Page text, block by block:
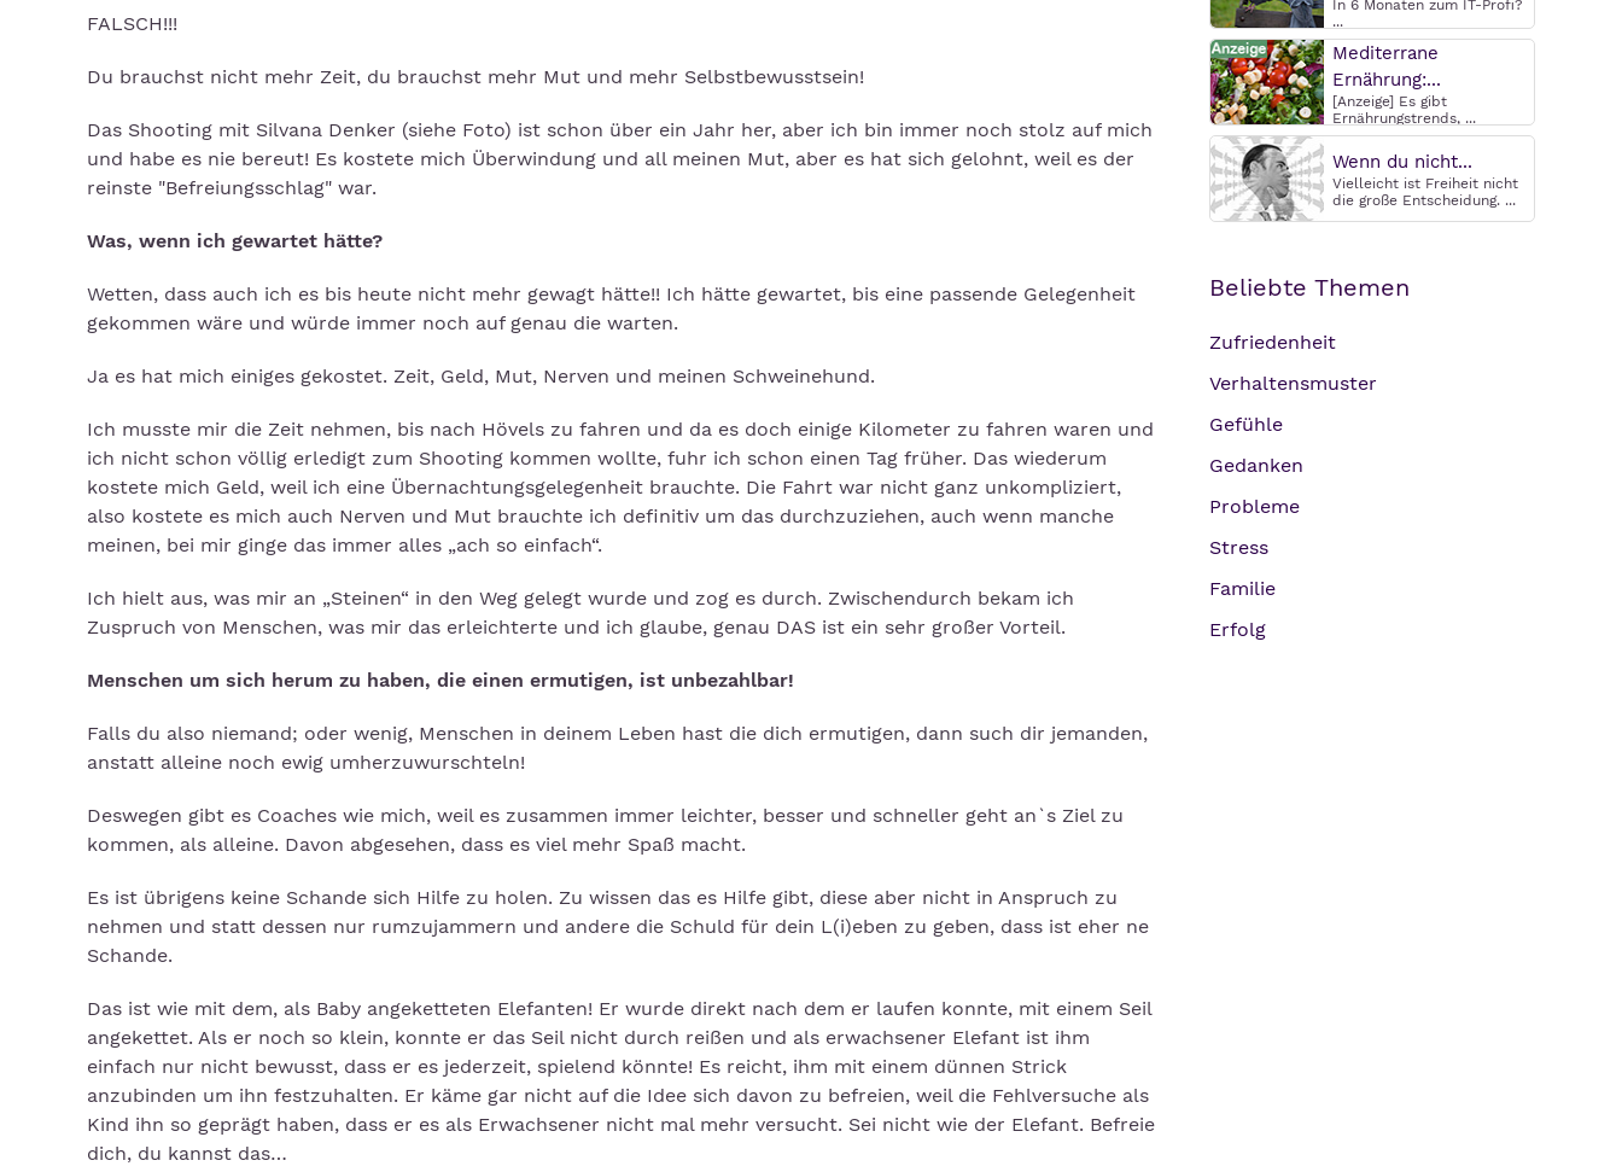
FALSCH!!!
Du brauchst nicht mehr Zeit, du brauchst mehr Mut und mehr Selbstbewusstsein!
Das Shooting mit Silvana Denker (siehe Foto) ist schon über ein Jahr her, aber ich bin immer noch stolz auf mich
und habe es nie bereut! Es kostete mich Überwindung und all meinen Mut, aber es hat sich gelohnt, weil es der
reinste "Befreiungsschlag" war.
Was, wenn ich gewartet hätte?
Wetten, dass auch ich es bis heute nicht mehr gewagt hätte!! Ich hätte gewartet, bis eine passende Gelegenheit
gekommen wäre und würde immer noch auf genau die warten.
Ja es hat mich einiges gekostet. Zeit, Geld, Mut, Nerven und meinen Schweinehund.
Ich musste mir die Zeit nehmen, bis nach Hövels zu fahren und da es doch einige Kilometer zu fahren waren und
ich nicht schon völlig erledigt zum Shooting kommen wollte, fuhr ich schon einen Tag früher. Das wiederum
kostete mich Geld, weil ich eine Übernachtungsgelegenheit brauchte. Die Fahrt war nicht ganz unkompliziert,
also kostete es mich auch Nerven und Mut brauchte ich definitiv um das durchzuziehen, auch wenn manche
meinen, bei mir ginge das immer alles „ach so einfach“.
Ich hielt aus, was mir an „Steinen“ in den Weg gelegt wurde und zog es durch. Zwischendurch bekam ich
Zuspruch von Menschen, was mir das erleichterte und ich glaube, genau DAS ist ein sehr großer Vorteil.
Menschen um sich herum zu haben, die einen ermutigen, ist unbezahlbar!
Falls du also niemand; oder wenig, Menschen in deinem Leben hast die dich ermutigen, dann such dir jemanden,
anstatt alleine noch ewig umherzuwurschteln!
Deswegen gibt es Coaches wie mich, weil es zusammen immer leichter, besser und schneller geht an`s Ziel zu
kommen, als alleine. Davon abgesehen, dass es viel mehr Spaß macht.
Es ist übrigens keine Schande sich Hilfe zu holen. Zu wissen das es Hilfe gibt, diese aber nicht in Anspruch zu
nehmen und statt dessen nur rumzujammern und andere die Schuld für dein L(i)eben zu geben, dass ist eher ne
Schande.
Das ist wie mit dem, als Baby angeketteten Elefanten! Er wurde direkt nach dem er laufen konnte, mit einem Seil
angekettet. Als er noch so klein, konnte er das Seil nicht durch reißen und als erwachsener Elefant ist ihm
einfach nur nicht bewusst, dass er es jederzeit, spielend könnte! Es reicht, ihm mit einem dünnen Strick
anzubinden um ihn festzuhalten. Er käme gar nicht auf die Idee sich davon zu befreien, weil die Fehlversuche als
Kind ihn so geprägt haben, dass er es als Erwachsener nicht mal mehr versucht. Sei nicht wie der Elefant. Befreie
dich, du kannst das…
In 6 Monaten zum IT-Profi?
...
Mediterrane
Ernährung:...
[Anzeige] Es gibt
Ernährungstrends, ...
Wenn du nicht...
Vielleicht ist Freiheit nicht
die große Entscheidung. ...
Beliebte Themen
Zufriedenheit
Verhaltensmuster
Gefühle
Gedanken
Probleme
Stress
Familie
Erfolg